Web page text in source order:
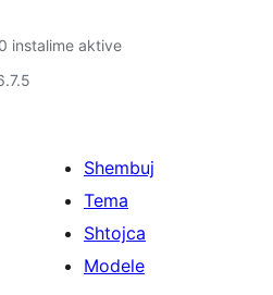
instalime aktive
Shembuj
Tema
Shtojca
Modele